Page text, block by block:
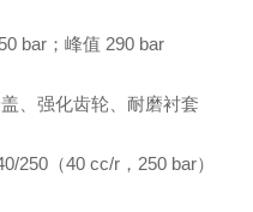
bar；峰值 290 bar
、强化齿轮、耐磨衬套
250（40 cc/r，250 bar）